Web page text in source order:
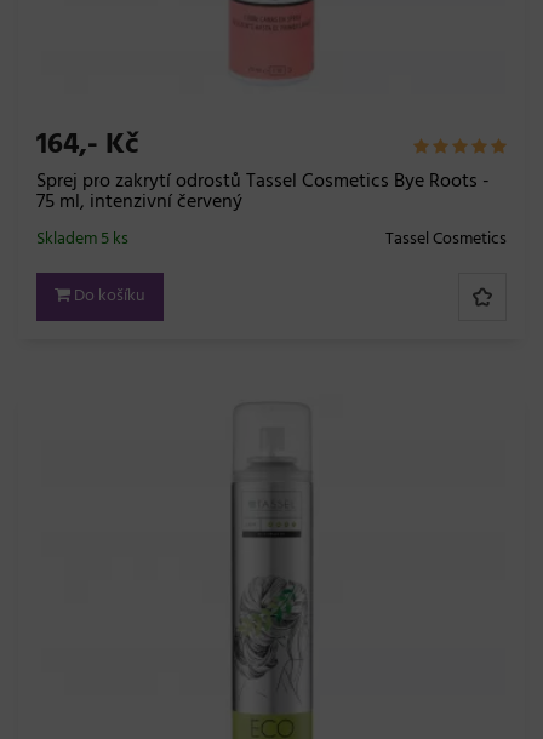
164,- Kč
Sprej pro zakrytí odrostů Tassel Cosmetics Bye Roots -
75 ml, intenzivní červený
Tassel Cosmetics
Skladem 5 ks
Do košíku